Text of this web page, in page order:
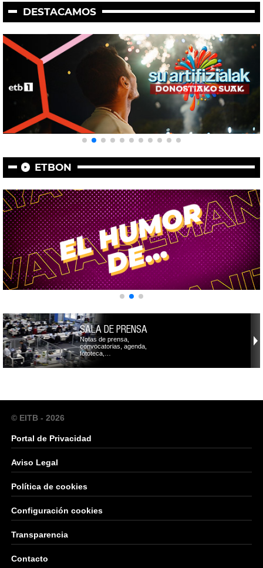
DESTACAMOS
ETBON
SALA DE PRENSA
Notas de prensa,
convocatorias, agenda,
fototeca,…
© EITB - 2026
Portal de Privacidad
Aviso Legal
Política de cookies
Configuración cookies
Transparencia
Contacto